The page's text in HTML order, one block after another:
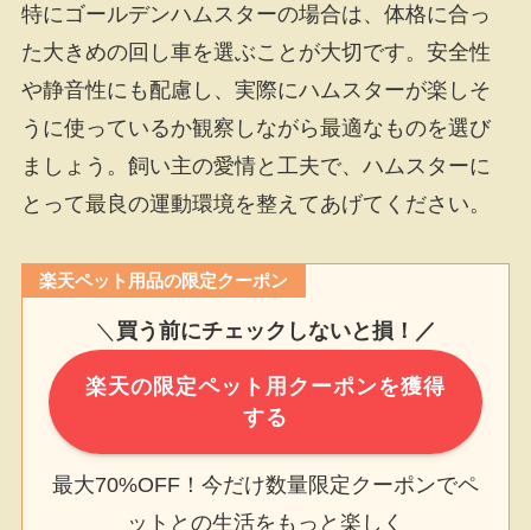
特にゴールデンハムスターの場合は、体格に合っ
た大きめの回し車を選ぶことが大切です。安全性
や静音性にも配慮し、実際にハムスターが楽しそ
うに使っているか観察しながら最適なものを選び
ましょう。飼い主の愛情と工夫で、ハムスターに
とって最良の運動環境を整えてあげてください。
楽天ペット用品の限定クーポン
＼ 買う前にチェックしないと損！／
楽天の限定ペット用クーポンを獲得
する
最大70%OFF！今だけ数量限定クーポンでペ
ットとの生活をもっと楽しく